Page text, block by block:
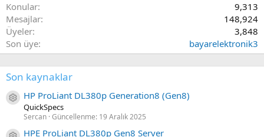
Konular
9,313
Mesajlar
148,924
Üyeler
3,848
Son üye
bayarelektronik3
Son kaynaklar
Kaynak ikon/amblem
HP ProLiant DL380p Generation8 (Gen8)
QuickSpecs
Sercan Güncellenme: 19 Aralık 2025
HPE ProLiant DL380p Gen8 Server